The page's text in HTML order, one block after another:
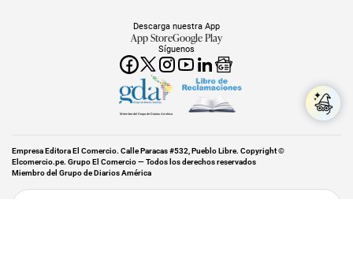
Síguenos
Descarga nuestra App
App StoreGoogle Play
Miembro del Grupo de Diarios América
Empresa Editora El Comercio. Calle Paracas #532, Pueblo Libre. Copyright ©
Elcomercio.pe. Grupo El Comercio — Todos los derechos reservados
Miembro del Grupo de Diarios América